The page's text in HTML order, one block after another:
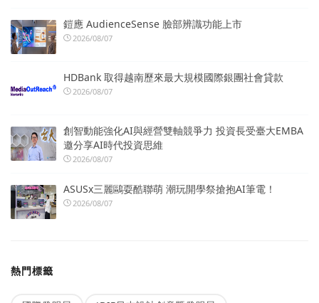
鎧應 AudienceSense 臉部辨識功能上市
2026/08/07
HDBank 取得越南歷來最大規模國際銀團社會貸款
2026/08/07
創智動能強化AI與經營雙軸競爭力 投資長受臺大EMBA
邀分享AI時代投資思維
2026/08/07
ASUSx三麗鷗耍酷聯萌 潮玩開學祭搶抱AI筆電！
2026/08/07
熱門標籤